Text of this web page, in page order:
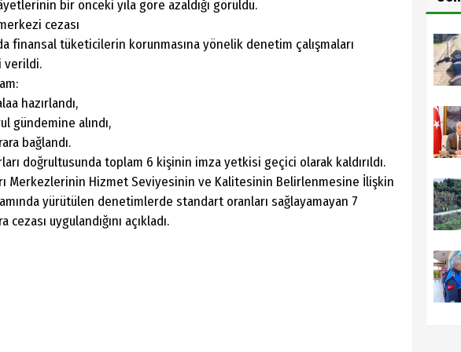
bir önceki yıla göre azaldığı görüldü.
cezası
finansal tüketicilerin korunmasına yönelik denetim çalışmaları
verildi.
hazırlandı,
gündemine alındı,
bağlandı.
doğrultusunda toplam 6 kişinin imza yetkisi geçici olarak kaldırıldı.
Merkezlerinin Hizmet Seviyesinin ve Kalitesinin Belirlenmesine İlişkin
yürütülen denetimlerde standart oranları sağlayamayan 7
uygulandığını açıkladı.